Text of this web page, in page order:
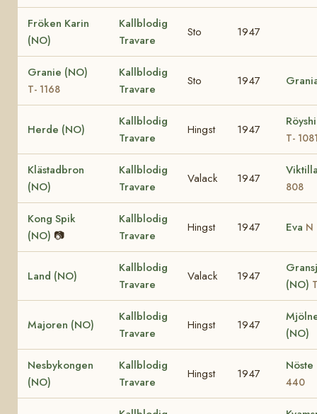
Fröken Karin
(NO)
Kallblodig
Travare
Sto 1947
Granie (NO)
T- 1168
Kallblodig
Travare
Sto 1947
Herde (NO)
Kallblodig
Travare
Hingst 1947
T-
Klästadbron
(NO)
Kallblodig
Travare
Valack 1947
808
Kong Spik
(NO) 📷
Kallblodig
Travare
Hingst 1947 Eva N
Land (NO)
Kallblodig
Travare
Valack 1947
(NO)
Majoren (NO)
Kallblodig
Travare
Hingst 1947
(NO)
Nesbykongen
(NO)
Kallblodig
Travare
Hingst 1947
440